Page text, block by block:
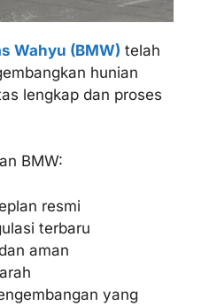
Wahyu (BMW) telah
hunian
lengkap dan proses
BMW:
resmi
terbaru
aman
yang